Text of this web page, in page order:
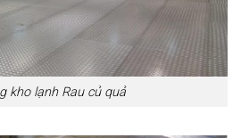
kho lạnh Rau củ quả